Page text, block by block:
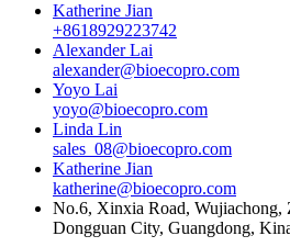
Katherine Jian
+8618929223742
Alexander Lai
alexander@bioecopro.com
Yoyo Lai
yoyo@bioecopro.com
Linda Lin
sales_08@bioecopro.com
Katherine Jian
katherine@bioecopro.com
No.6, Xinxia Road, Wujiachong,
Dongguan City, Guangdong,